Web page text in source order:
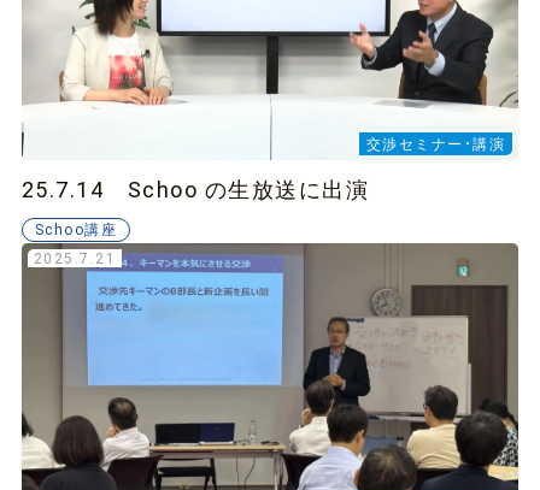
交渉セミナー・講演
25.7.14 Schoo の生放送に出演
Schoo講座
2025.7.21